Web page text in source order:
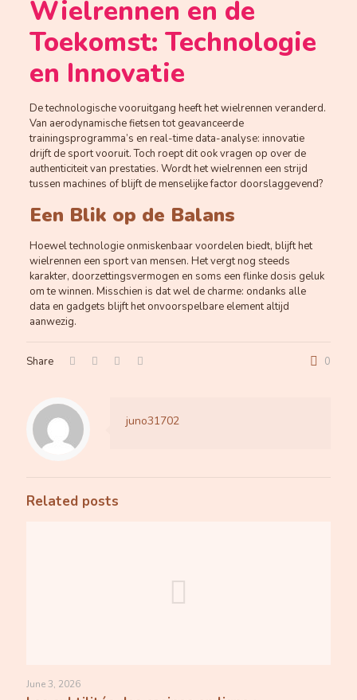
Wielrennen en de
Toekomst: Technologie
en Innovatie
De technologische vooruitgang heeft het wielrennen veranderd.
Van aerodynamische fietsen tot geavanceerde
trainingsprogramma’s en real-time data-analyse: innovatie
drijft de sport vooruit. Toch roept dit ook vragen op over de
authenticiteit van prestaties. Wordt het wielrennen een strijd
tussen machines of blijft de menselijke factor doorslaggevend?
Een Blik op de Balans
Hoewel technologie onmiskenbaar voordelen biedt, blijft het
wielrennen een sport van mensen. Het vergt nog steeds
karakter, doorzettingsvermogen en soms een flinke dosis geluk
om te winnen. Misschien is dat wel de charme: ondanks alle
data en gadgets blijft het onvoorspelbare element altijd
aanwezig.
Share 0
juno31702
Related posts
June 3, 2026